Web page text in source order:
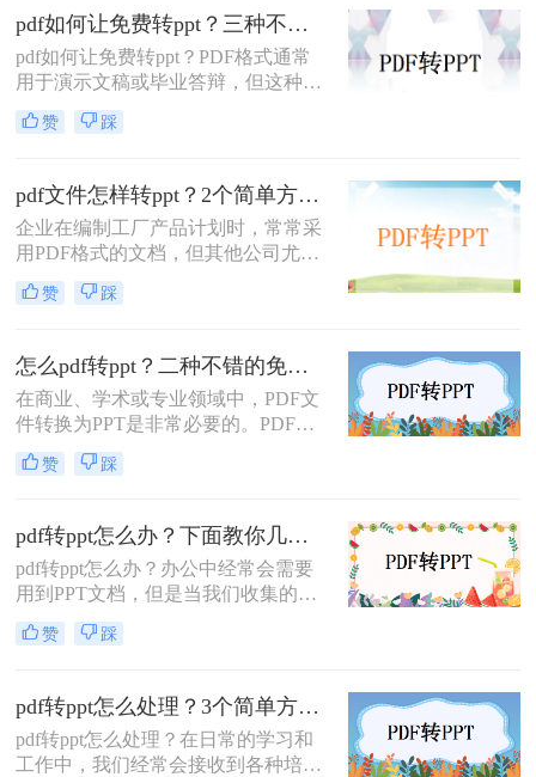
但我们需要将其转换为ppt格式。这是
因为ppt文档具有动画、音频和视频等
吸引人的功能，使演示更加生动。那
么，pdf怎么转换成ppt呢？以下是二
种快速简便的方法。
pdf如何让免费转ppt？三种不错的解决方法！
pdf如何让免费转ppt？PDF格式通常
用于演示文稿或毕业答辩，但这种格
式只用于观看，不能修改。如果需要
立即进行修改，应该怎么办？能否转
下面推荐三个转换工具，它们可以免
费下载使用，操作简单流畅，功能齐
全，可以将PDF文件转换为PPT格
式，然后再转换回来。
赞 踩
pdf文件怎样转ppt？2个简单方法快去试一试！
企业在编制工厂产品计划时，常常采
用PDF格式的文档，但其他公司尤其
是国外的合作公司现场观看，交流时
用幻灯片来表达自己的想法似乎比较
把编辑好的pdf文件怎样转ppt？今天
就来给大家讲讲pdf文件转ppt文档的
操作步骤吧。
赞 踩
怎么pdf转ppt？二种不错的免费方法！
在商业、学术或专业领域中，PDF文
件转换为PPT是非常必要的。PDF文
件易于传播信息，但在向特定受众展
示材料时却不太理想。PPT则更适合
的需求越来越高，下面我就会教你怎
么pdf转ppt，以下是pdf转ppt格式的方
法。
赞 踩
pdf转ppt怎么办？下面教你几个方法！
pdf转ppt怎么办？办公中经常会需要
用到PPT文档，但是当我们收集的资
料是PDF格式的文件时，要怎么对它
进行编辑呢？如果能将pdf转ppt那就
件转ppt格式的文件吗？当然是可以
的，下面就来教你一招，看看是怎么
转换的吧。
赞 踩
pdf转ppt怎么处理？3个简单方法快去试一试！
pdf转ppt怎么处理？在日常的学习和
工作中，我们经常会接收到各种培训